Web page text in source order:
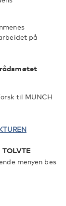
på
til MUNCH
menyen bes